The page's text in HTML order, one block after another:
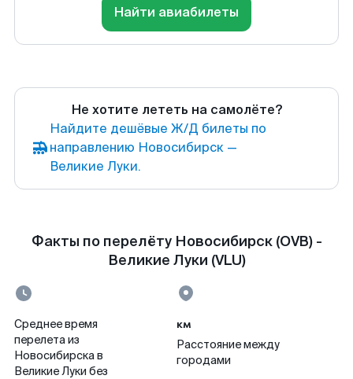
Найти авиабилеты
Не хотите лететь на самолёте?
Найдите дешёвые Ж/Д билеты по
направлению Новосибирск —
Великие Луки.
Факты по перелёту Новосибирск (OVB) -
Великие Луки (VLU)
Среднее время
перелета из
Новосибирска в
Великие Луки без
км
Расстояние между
городами